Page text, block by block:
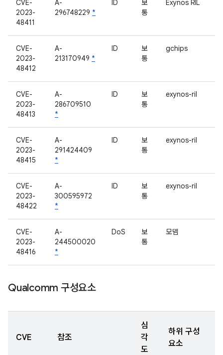
CVE-
2023-
48411
A-
296748229 *
ID
보
통
Exynos RIL
CVE-
2023-
48412
A-
213170949 *
ID
보
통
gchips
CVE-
2023-
48413
A-
286709510
*
ID
보
통
exynos-ril
CVE-
2023-
48415
A-
291424409
*
ID
보
통
exynos-ril
CVE-
2023-
48422
A-
300595972
*
ID
보
통
exynos-ril
CVE-
2023-
48416
A-
244500020
*
DoS
보
통
모뎀
Qualcomm 구성요소
CVE 참조
심
각
도
하위 구성
요소